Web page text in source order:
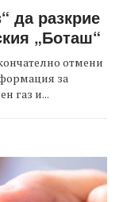
да разкрие
„Боташ“
отмени
за
газ и...